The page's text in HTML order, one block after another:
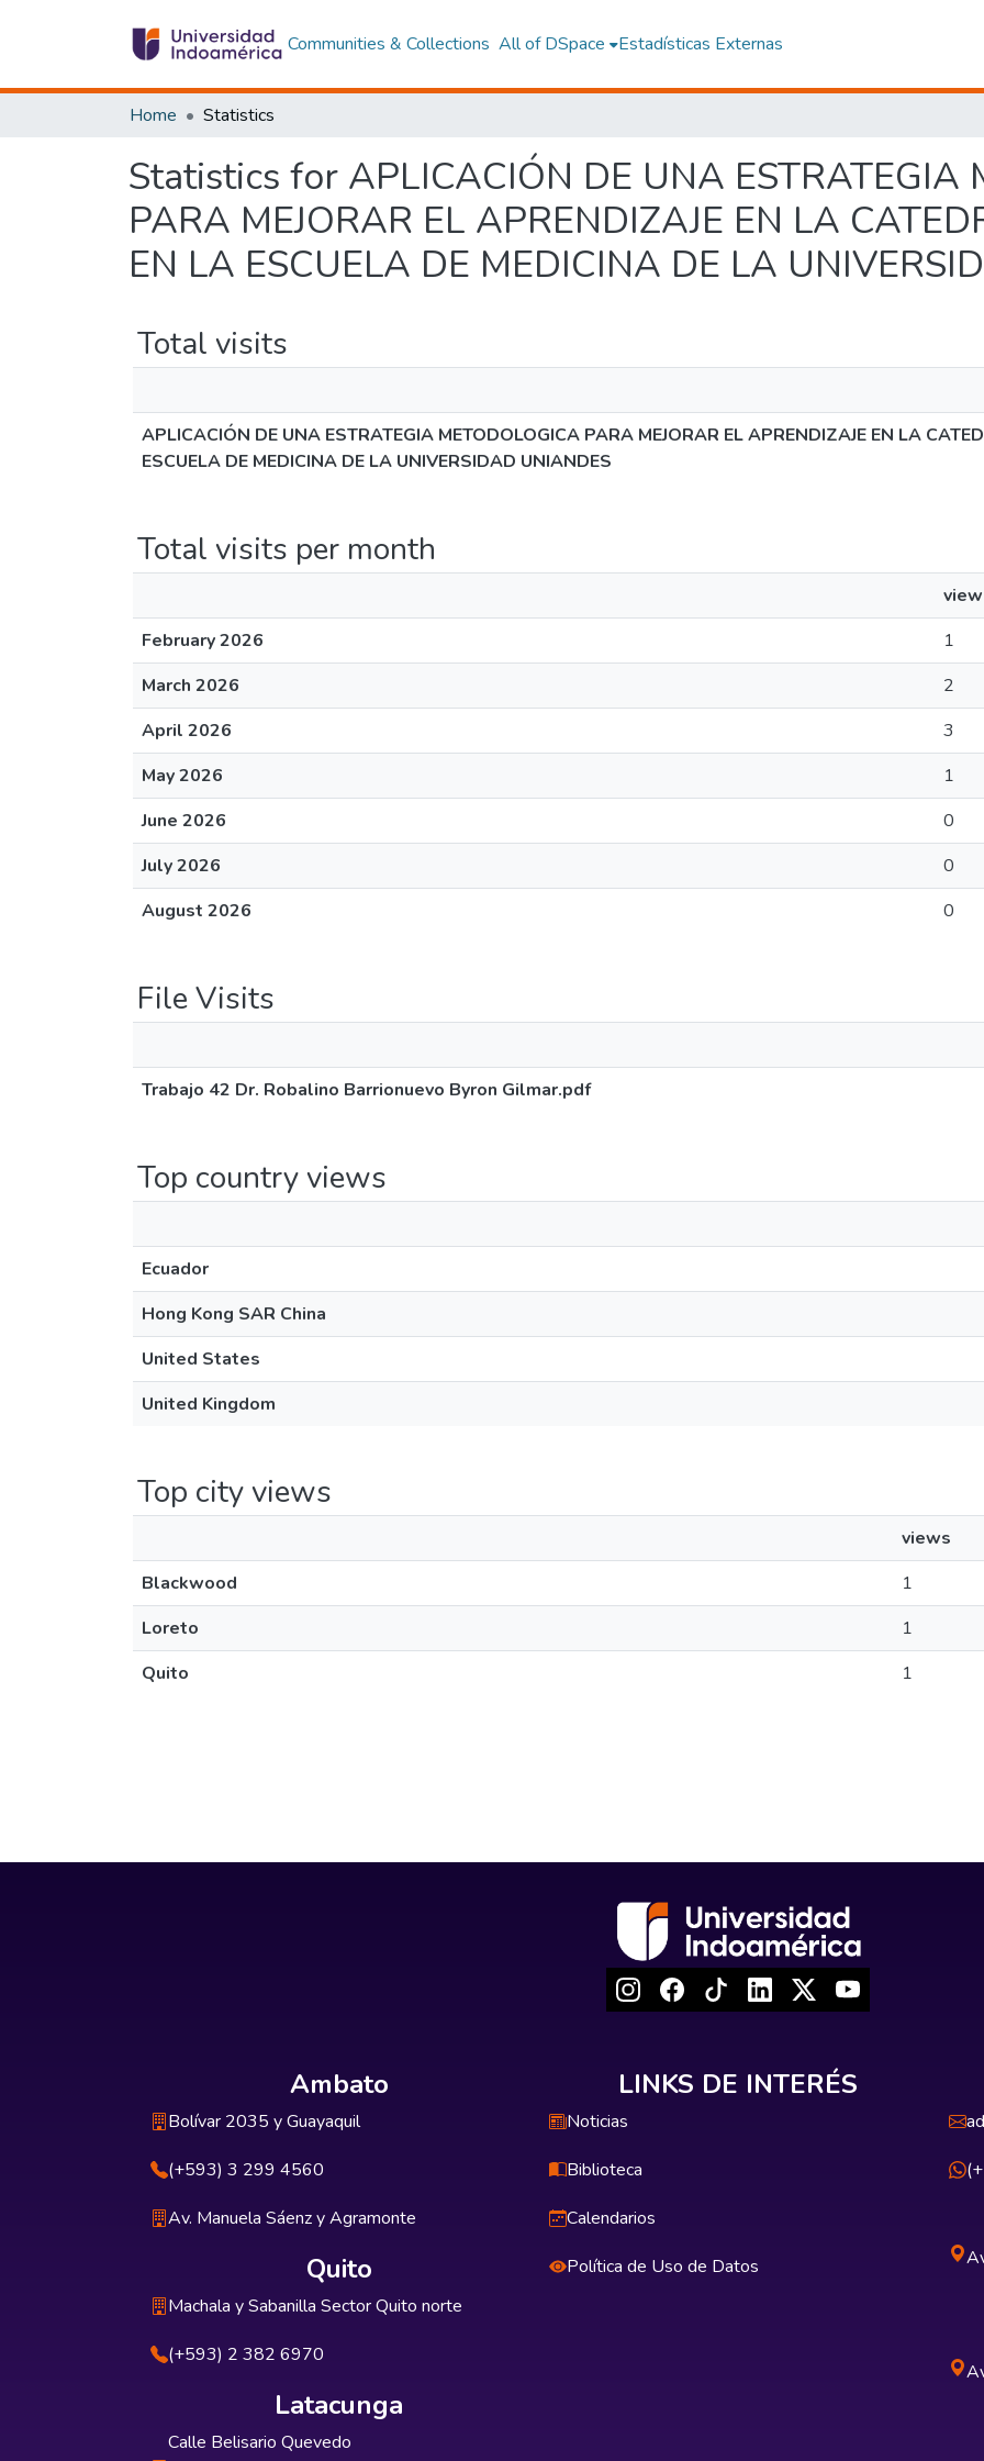
Communities & Collections All of DSpace Estadísticas Externas
Home Statistics
Statistics for APLICACIÓN DE UNA ESTRATEGIA
PARA MEJORAR EL APRENDIZAJE EN LA
EN LA ESCUELA DE MEDICINA DE LA
Total visits
APLICACIÓN DE UNA ESTRATEGIA METODOLOGICA PARA MEJORAR EL APRENDIZAJE EN LA
ESCUELA DE MEDICINA DE LA UNIVERSIDAD UNIANDES
Total visits per month
February 2026
1
March 2026
2
April 2026
3
May 2026
1
June 2026
0
July 2026
0
August 2026
0
File Visits
Trabajo 42 Dr. Robalino Barrionuevo Byron Gilmar.pdf
Top country views
Ecuador
Hong Kong SAR China
United States
United Kingdom
Top city views
views
Blackwood
1
Loreto
1
Quito
1
Ambato
Bolívar 2035 y Guayaquil
(+593) 3 299 4560
Av. Manuela Sáenz y Agramonte
Quito
Machala y Sabanilla Sector Quito norte
(+593) 2 382 6970
Latacunga
Calle Belisario Quevedo
LINKS DE INTERÉS
Noticias
Biblioteca
Calendarios
Política de Uso de Datos